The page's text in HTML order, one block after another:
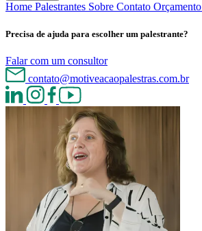
Home Palestrantes Sobre Contato Orçamento
Precisa de ajuda para escolher um palestrante?
Falar com um consultor
contato@motiveacaopalestras.com.br